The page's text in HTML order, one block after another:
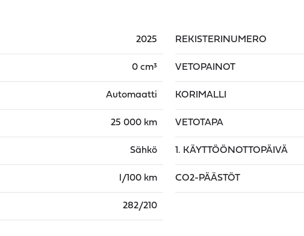
2025
0 cm³
Automaatti
25 000 km
Sähkö
l/100 km
282/210
REKISTERINUMERO
VETOPAINOT
KORIMALLI
VETOTAPA
1. KÄYTTÖÖNOTTOPÄIVÄ
CO2-PÄÄSTÖT